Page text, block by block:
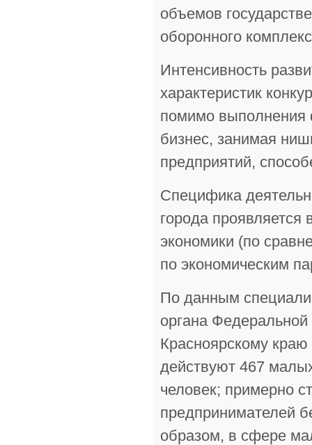
объемов
оборонного
Интенсивность
характеристик
помимо выполнения
бизнес, занимая
предприятий,
Специфика
города проявляется
экономики (по
по экономическим
По данным
органа Федеральной
Красноярскому
действуют 467
человек; примерно
предпринимателей
образом, в сфере